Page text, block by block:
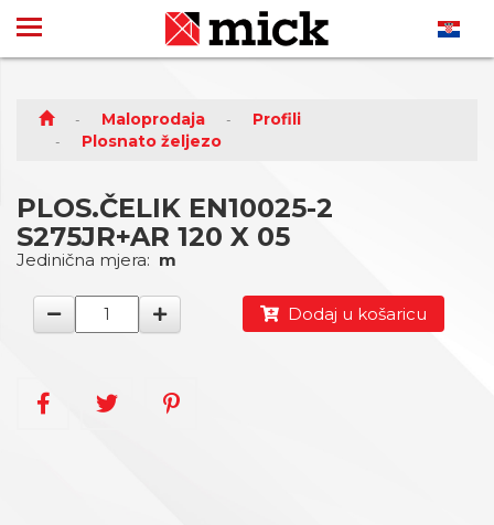
Maloprodaja
Profili
Plosnato željezo
PLOS.ČELIK EN10025-2
S275JR+AR 120 X 05
Jedinična mjera: m
Dodaj u košaricu